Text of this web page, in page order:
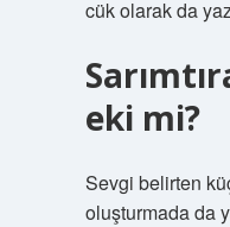
cük olarak da
eki mi?
Sevgi belirten
oluşturmada da